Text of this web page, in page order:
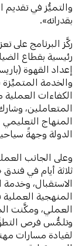
والتميُّز في تقديم
بقدراته».
ركَّز البرنامج على
رئيسية بقطاع
إعداد القهوة
والخدمة المتميِّزة
الكفاءات
المتعاملين،
المنهاج التعليمي
الدولة وجهةً
وعلى الجانب
ثلاثة أيام في
الاستقبال، وخدمة
المنهجية
العملي، ومكَّنت
وتلمُّس فرص
لقيادة مسارات